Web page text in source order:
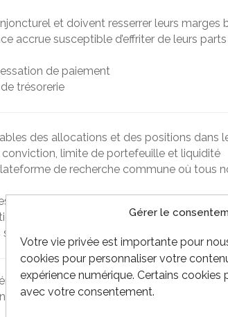
Gérer le
Votre vie privée est importante pour
cookies pour personnaliser votre
expérience numérique. Certains
avec votre consentement.
et doivent resserrer leurs marges
accrue susceptible d’effriter de leurs
de paiement
trésorerie
des allocations et des positions dans
conviction, limite de portefeuille et liquidité
de recherche commune où tous
sous la responsabilité de CDP de FG, est
d’investissement ainsi qu’aux objectifs
d’éthique soient respectés
de petite et moyenne
du processus contribuent au succès de